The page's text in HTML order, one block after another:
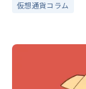
仮想通貨コラム